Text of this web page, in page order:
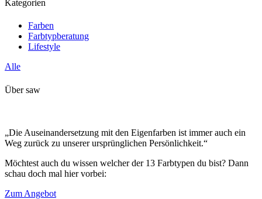
Kategorien
Farben
Farbtypberatung
Lifestyle
Alle
Über saw
„Die Auseinandersetzung mit den Eigenfarben ist immer auch ein
Weg zurück zu unserer ursprünglichen Persönlichkeit.“
Möchtest auch du wissen welcher der 13 Farbtypen du bist? Dann
schau doch mal hier vorbei:
Zum Angebot